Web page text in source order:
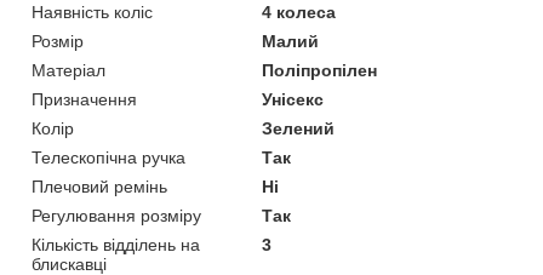
Наявність коліс
4 колеса
Розмір
Малий
Матеріал
Поліпропілен
Призначення
Унісекс
Колір
Зелений
Телескопічна ручка
Так
Плечовий ремінь
Ні
Регулювання розміру
Так
Кількість відділень на
блискавці
3